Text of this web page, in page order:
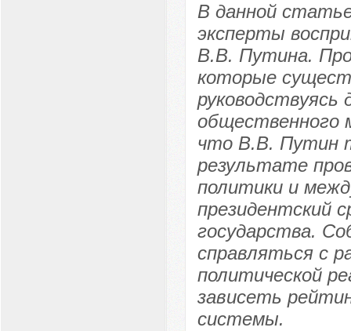
В данной
эксперты
В.В. Путина.
которые
руководствуясь
общественного
что В.В. Путин
результате
политики и
президентский
государства.
справляться с
политической
зависеть
системы.